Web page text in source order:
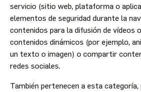
servicio (sitio web, plataforma o
elementos de seguridad durante la
contenidos para la difusión de vídeos
contenidos dinámicos (por ejemplo,
un texto o imagen) o compartir
redes sociales.
También pertenecen a esta